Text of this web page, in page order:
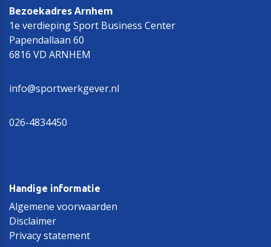
Bezoekadres Arnhem
1e verdieping Sport Business Center
Papendallaan 60
6816 VD ARNHEM
info@sportwerkgever.nl
026-4834450
Handige informatie
Algemene voorwaarden
Disclaimer
Privacy statement